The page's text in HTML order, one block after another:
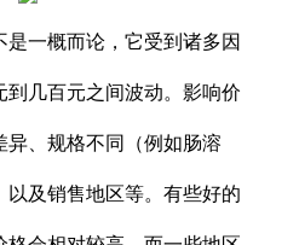
一概而论，它受到诸多因
几百元之间波动。影响价
、规格不同（例如肠溶
以及销售地区等。有些好的